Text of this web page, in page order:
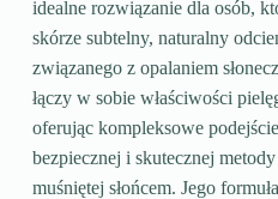
idealne rozwiązanie dla osób,
skórze subtelny, naturalny
związanego z opalaniem
łączy w sobie właściwości
oferując kompleksowe
bezpiecznej i skutecznej
muśniętej słońcem. Jego